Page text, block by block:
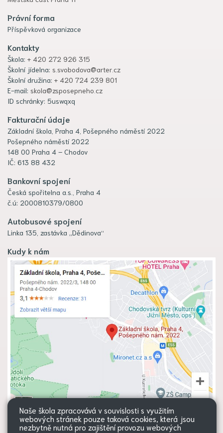
Právní forma
Příspěvková organizace
Kontakty
Škola: + 420 272 926 315
Školní jídelna: s.svobodova@arter.cz
Školní družina: + 420 724 239 801
E-mail: skola@zsposepneho.cz
ID schránky: 5uswqxq
Fakturační údaje
Základní škola, Praha 4, Pošepného náměstí 2022
Pošepného náměstí 2022
148 00 Praha 4 – Chodov
IČ: 613 88 432
Bankovní spojení
Česká spořitelna a.s., Praha 4
č.ú: 2000810379/0800
Autobusové spojení
Linka 135, zastávka „Dědinova“
Kudy k nám
Naše škola zpracovává v souvislosti s využitím
webových stránek pouze taková cookies, která jsou
nezbytně nutná pro zajištění provozu webových